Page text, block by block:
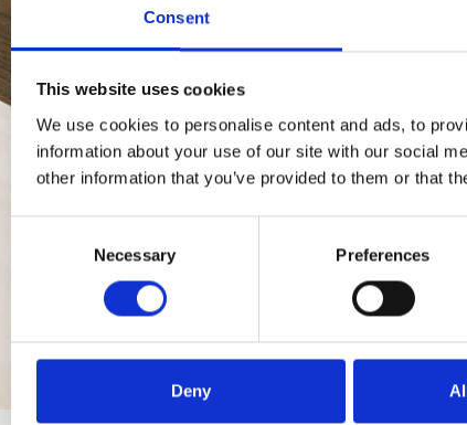
Consent
This website uses cookies
We use cookies to personalise content and ads, to
information about your use of our site with our social
other information that you’ve provided to them or that
Necessary Preferences
Deny